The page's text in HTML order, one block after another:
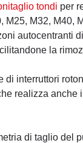
tondi per
M25, M32, M40,
autocentranti
la
di interruttori
realizza anche
di taglio del